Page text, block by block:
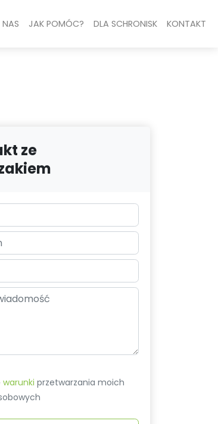
JAK POMÓC? DLA SCHRONISK KONTAKT
ze
warunki przetwarzania moich